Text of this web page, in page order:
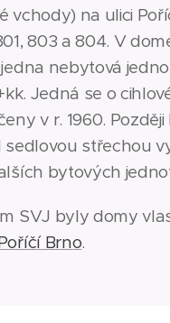
vchody) na ulici
803 a 804. V
nebytová
Jedná se o
v r. 1960.
sedlovou střechou
bytových
SVJ byly domy
Brno.